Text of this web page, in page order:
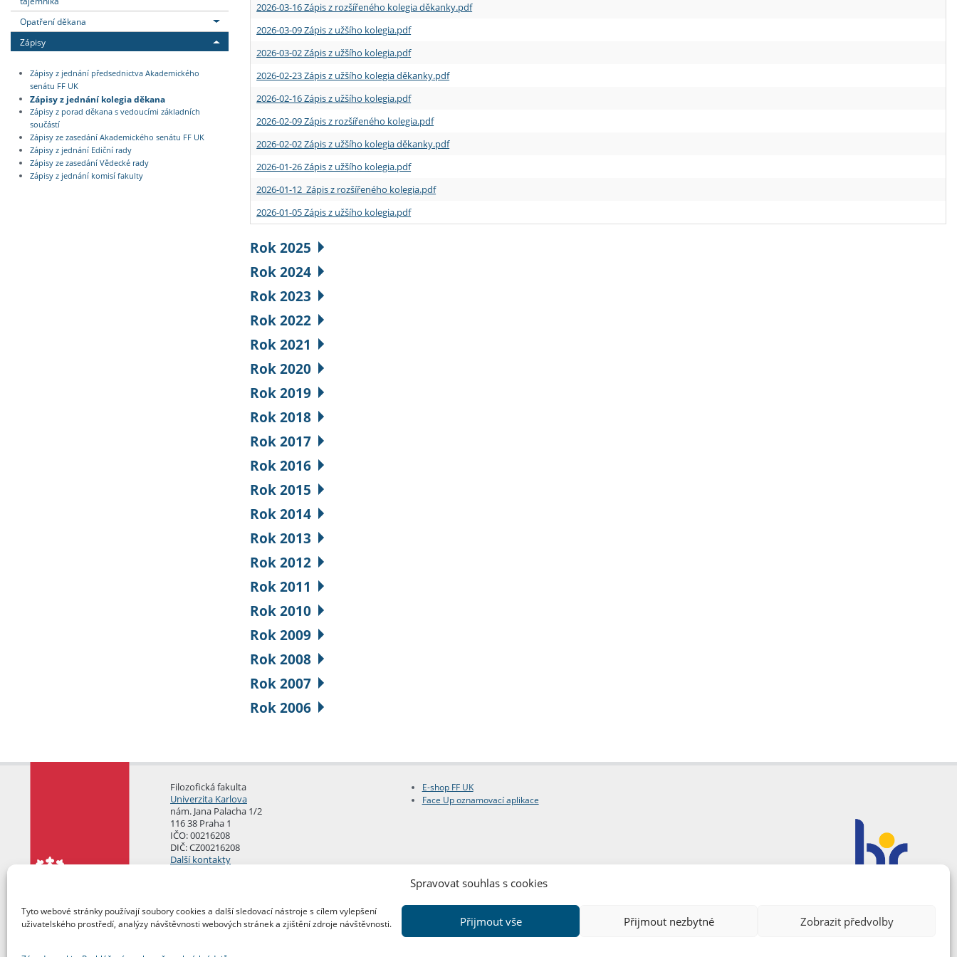
Spravovat souhlas s cookies
Tyto webové stránky používají soubory cookies a další sledovací nástroje s cílem vylepšení
uživatelského prostředí, analýzy návštěvnosti webových stránek a zjištění zdroje návštěvnosti.
Přijmout vše Přijmout nezbytné Zobrazit předvolby
Opatření děkana
Zápisy
Zápisy z jednání předsednictva Akademického
senátu FF UK
Zápisy z jednání kolegia děkana
Zápisy z porad děkana s vedoucími základních
součástí
Zápisy ze zasedání Akademického senátu FF UK
Zápisy z jednání Ediční rady
Zápisy ze zasedání Vědecké rady
Zápisy z jednání komisí fakulty
2026-03-16 Zápis z rozšířeného kolegia děkanky.pdf
2026-03-09 Zápis z užšího kolegia.pdf
2026-03-02 Zápis z užšího kolegia.pdf
2026-02-23 Zápis z užšího kolegia děkanky.pdf
2026-02-16 Zápis z užšího kolegia.pdf
2026-02-09 Zápis z rozšířeného kolegia.pdf
2026-02-02 Zápis z užšího kolegia děkanky.pdf
2026-01-26 Zápis z užšího kolegia.pdf
2026-01-12 Zápis z rozšířeného kolegia.pdf
2026-01-05 Zápis z užšího kolegia.pdf
Rok 2025
Rok 2024
Rok 2023
Rok 2022
Rok 2021
Rok 2020
Rok 2019
Rok 2018
Rok 2017
Rok 2016
Rok 2015
Rok 2014
Rok 2013
Rok 2012
Rok 2011
Rok 2010
Rok 2009
Rok 2008
Rok 2007
Rok 2006
Filozofická fakulta
Univerzita Karlova
nám. Jana Palacha 1/2
116 38 Praha 1
IČO: 00216208
DIČ: CZ00216208
Další kontakty
E-shop FF UK
Face Up oznamovací aplikace